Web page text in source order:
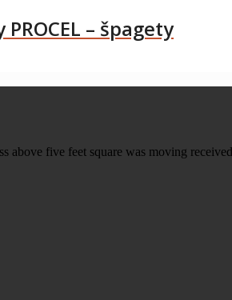
– špagety
above five feet square was moving